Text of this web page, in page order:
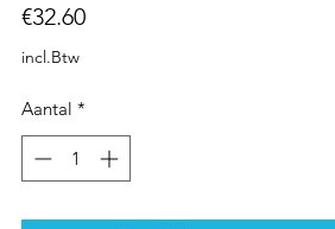
€32.60Prijs
incl.Btw
Aantal *